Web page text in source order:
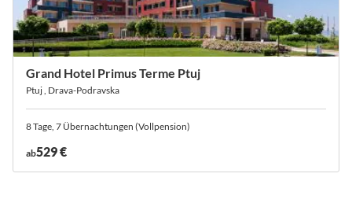
Grand Hotel Primus Terme Ptuj
Ptuj , Drava-Podravska
8 Tage, 7 Übernachtungen (Vollpension)
ab529 €